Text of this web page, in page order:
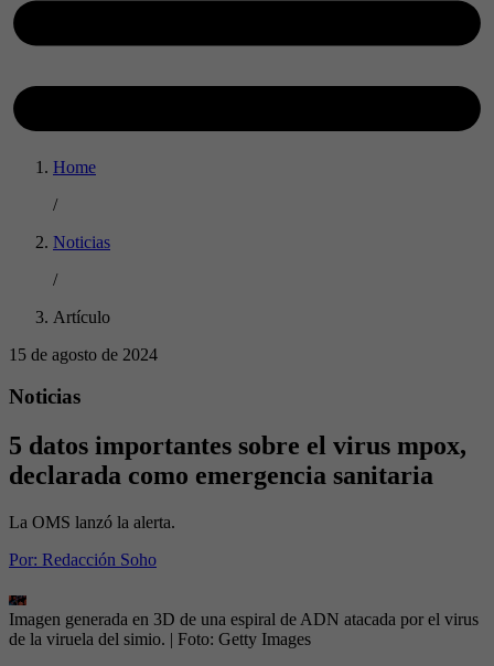
Home
/
Noticias
/
Artículo
15 de agosto de 2024
Noticias
5 datos importantes sobre el virus mpox,
declarada como emergencia sanitaria
La OMS lanzó la alerta.
Por: Redacción Soho
Imagen generada en 3D de una espiral de ADN atacada por el virus
de la viruela del simio. | Foto: Getty Images